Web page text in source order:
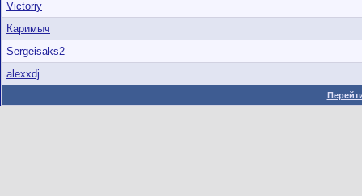
Victoriy
Каримыч
Sergeisaks2
alexxdj